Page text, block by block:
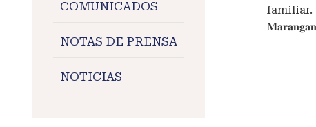
COMUNICADOS
NOTAS DE PRENSA
NOTICIAS
familiar.